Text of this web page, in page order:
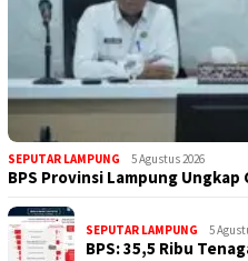
SEPUTAR LAMPUNG 5 Agustus 2026
BPS Provinsi Lampung
SEPUTAR LAMPUNG 5
BPS: 35,5 Ribu